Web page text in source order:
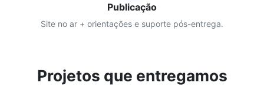
Publicação
Site no ar + orientações e suporte pós-entrega.
Projetos que entregamos